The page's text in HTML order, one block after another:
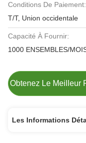
Conditions De Paiement:
T/T, Union occidentale
Capacité À Fournir:
1000 ENSEMBLES/
Obtenez Le Meilleur
Les Informations